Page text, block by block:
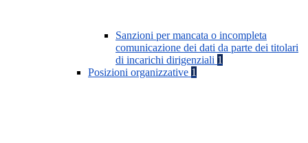
Sanzioni per mancata o incompleta
comunicazione dei dati da parte dei titolari
di incarichi dirigenziali 1
Posizioni organizzative 1